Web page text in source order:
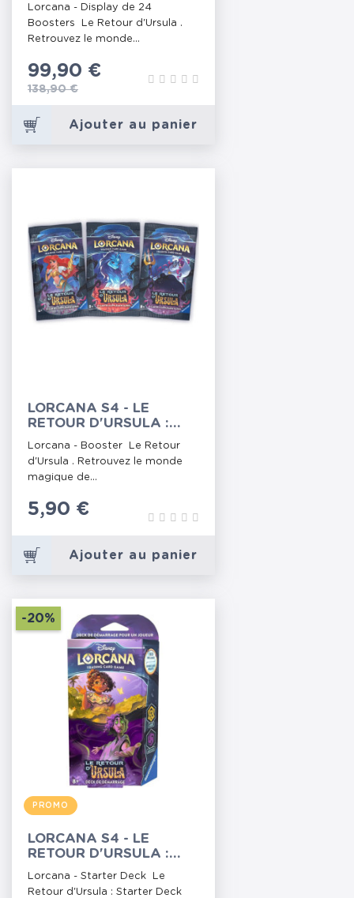
Lorcana - Display de 24
Boosters Le Retour d'Ursula .
Retrouvez le monde...
Prix
99,90 €
Prix de base
138,90 €
Ajouter au panier
LORCANA S4 - LE
RETOUR D'URSULA :
Lorcana - Booster Le Retour
d'Ursula . Retrouvez le monde
magique de...
Prix
5,90 €
Ajouter au panier
-20%
PROMO
LORCANA S4 - LE
RETOUR D'URSULA :
MIRABEL/BRUNO
Lorcana - Starter Deck Le
Retour d'Ursula : Starter Deck